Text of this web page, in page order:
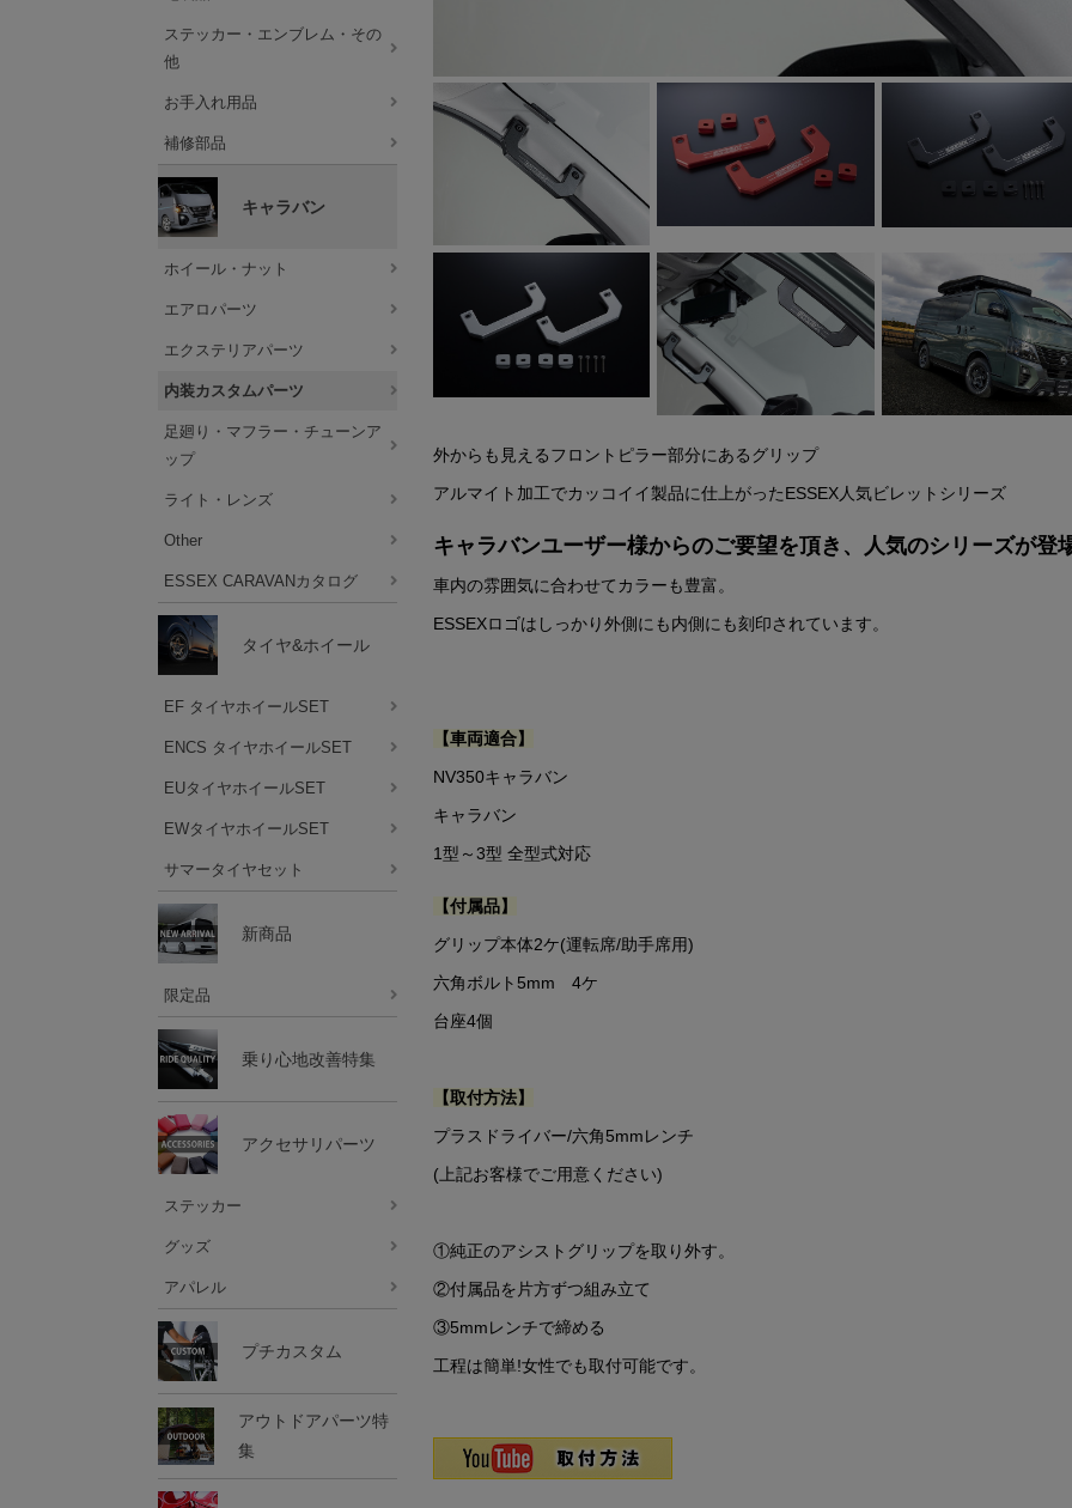
外からも見えるフロントピラー部分にあるグリップ
アルマイト加工でカッコイイ製品に仕上がったESSEX人気ビレットシリーズ
キャラバンユーザー様からのご要望を頂き、人気のシリーズが登
車内の雰囲気に合わせてカラーも豊富。
ESSEXロゴはしっかり外側にも内側にも刻印されています。
【車両適合】
NV350キャラバン
キャラバン
1型～3型 全型式対応
【付属品】
グリップ本体2ケ(運転席/助手席用)
六角ボルト5mm 4ケ
台座4個
【取付方法】
プラスドライバー/六角5mmレンチ
(上記お客様でご用意ください)
①純正のアシストグリップを取り外す。
②付属品を片方ずつ組み立て
③5mmレンチで締める
工程は簡単!女性でも取付可能です。
ステッカー・エンブレム・その
他
お手入れ用品
補修部品
キャラバン
ホイール・ナット
エアロパーツ
エクステリアパーツ
内装カスタムパーツ
足廻り・マフラー・チューンア
ップ
ライト・レンズ
Other
ESSEX CARAVANカタログ
タイヤ&ホイール
EF タイヤホイールSET
ENCS タイヤホイールSET
EUタイヤホイールSET
EWタイヤホイールSET
サマータイヤセット
新商品
限定品
乗り心地改善特集
アクセサリパーツ
ステッカー
グッズ
アパレル
プチカスタム
アウトドアパーツ特
集